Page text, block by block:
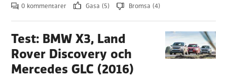
0 kommentarer Gasa (5) Bromsa (4)
Test: BMW X3, Land
Rover Discovery och
Mercedes GLC (2016)